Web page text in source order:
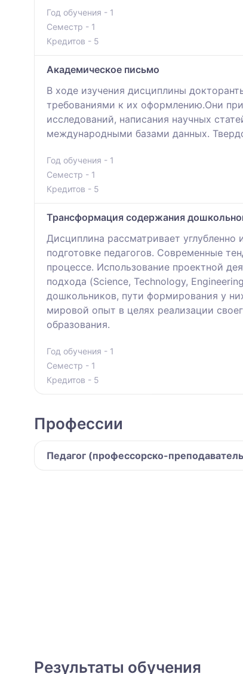
Год обучения - 1
Семестр - 1
Кредитов - 5
Академическое письмо
В ходе изучения дисциплины
требованиями к их оформлению.Они
исследований, написания научных
международными базами данных.
Год обучения - 1
Семестр - 1
Кредитов - 5
Трансформация содержания
Дисциплина рассматривает
подготовке педагогов. Современные
процессе. Использование проектной
подхода (Science, Technology,
дошкольников, пути формирования у
мировой опыт в целях реализации
образования.
Год обучения - 1
Семестр - 1
Кредитов - 5
Профессии
Педагог (профессорско-
Результаты обучения